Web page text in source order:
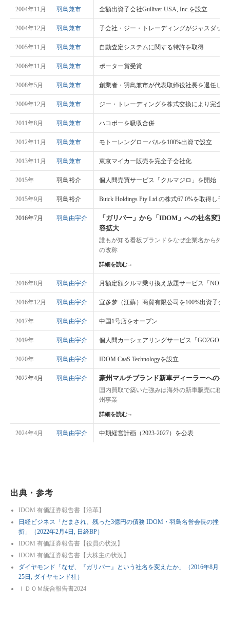
2004年11月 羽鳥兼市 全額出資子会社Gulliver USA, Inc.を設立
2004年12月 羽鳥兼市 子会社・ジー・トレーディングがジャスダッ
2005年11月 羽鳥兼市 自動査定システムに関する特許を取得
2006年11月 羽鳥兼市 ポーター賞受賞
2008年5月 羽鳥兼市 創業者・羽鳥兼市が代表取締役社長を退任し
2009年12月 羽鳥兼市 ジー・トレーディングを株式交換により完全子
2011年8月 羽鳥兼市 ハコボーを吸収合併
2012年11月 羽鳥兼市 モトーレングローバルを100%出資で設立
2013年11月 羽鳥兼市 東京マイカー販売を完全子会社化
2015年 羽鳥裕介 個人間売買サービス「クルマジロ」を開始
2015年9月 羽鳥裕介 Buick Holdings Pty Ltd.の株式67.0%を取得し子
2016年7月 羽鳥由宇介
「ガリバー」から「IDOM」への社名変更
容拡大
誰もが知る看板ブランドをなぜ企業名から外
の改称
詳細を読む→
2016年8月 羽鳥由宇介 月額定額クルマ乗り換え放題サービス「
2016年12月 羽鳥由宇介 宜多梦（江蘇）商貿有限公司を100%出資子会
2017年 羽鳥由宇介 中国1号店をオープン
2019年 羽鳥由宇介 個人間カーシェアリングサービス「GO2GO」
2020年 羽鳥由宇介 IDOM CaaS Technologyを設立
2022年4月 羽鳥由宇介 豪州マルチブランド新車ディーラーへの参
国内買取で築いた強みは海外の新車販売に移
州事業
詳細を読む→
2024年4月 羽鳥由宇介 中期経営計画（2023-2027）を公表
出典・参考
IDOM 有価証券報告書【沿革】
日経ビジネス「だまされ、残った3億円の債務 IDOM・羽鳥名誉会長の挫
折」（2022年2月4日, 日経BP）
IDOM 有価証券報告書【役員の状況】
IDOM 有価証券報告書【大株主の状況】
ダイヤモンド「なぜ、『ガリバー』という社名を変えたか」（2016年8月
25日, ダイヤモンド社）
ＩＤＯＭ統合報告書2024